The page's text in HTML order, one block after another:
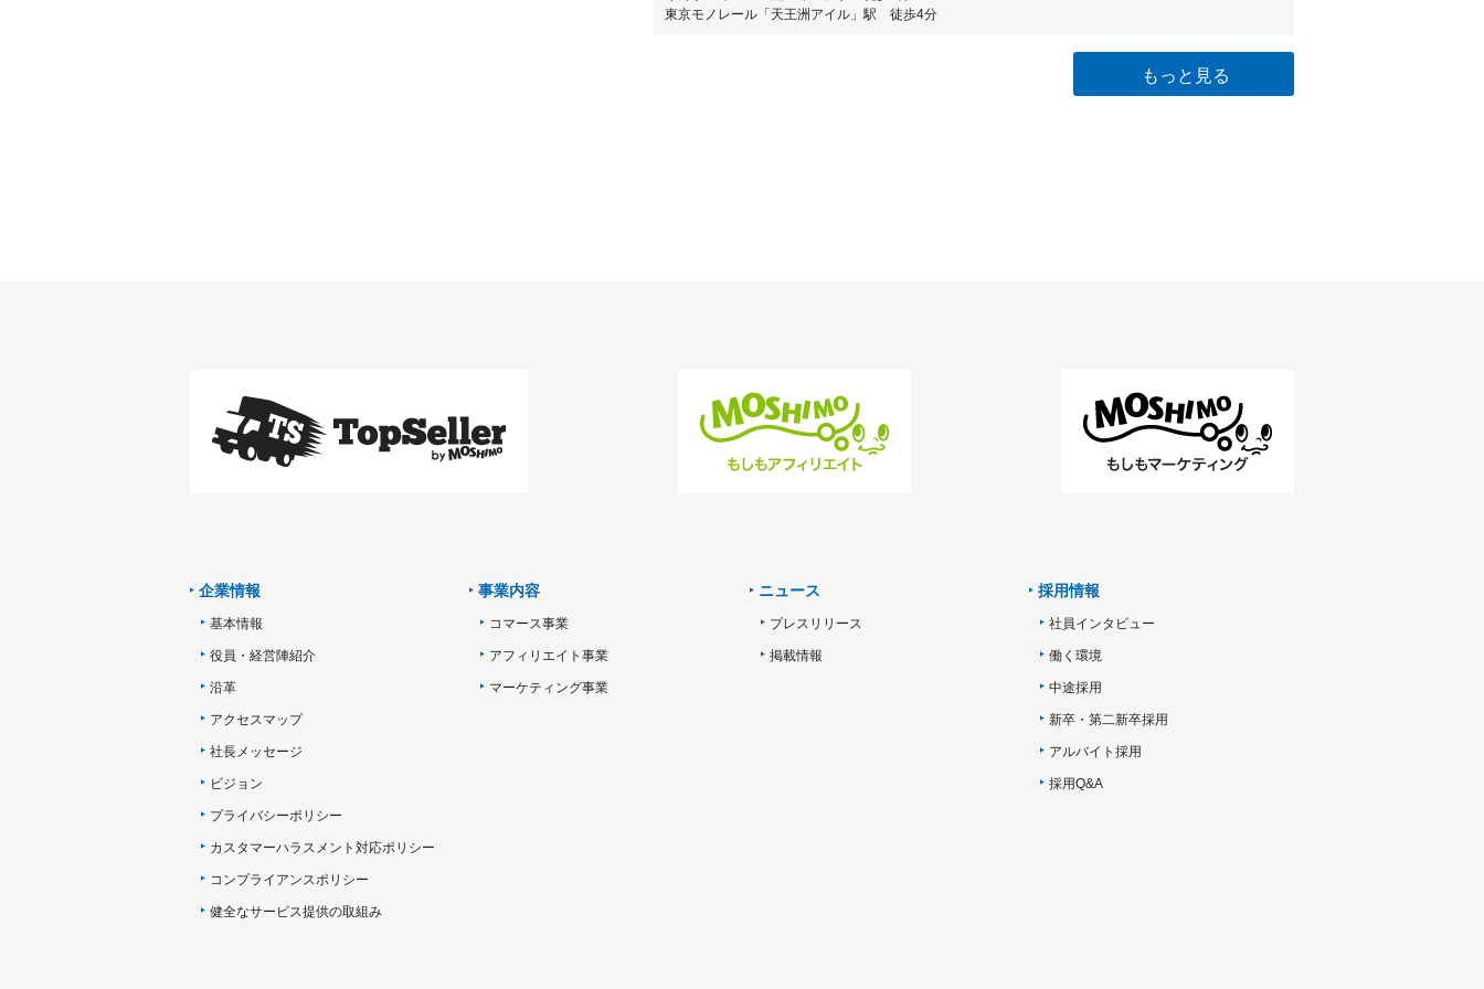
東京モノレール「天王洲アイル」駅 徒歩4分
もっと見る
企業情報
基本情報
役員・経営陣紹介
沿革
アクセスマップ
社長メッセージ
ビジョン
プライバシーポリシー
カスタマーハラスメント対応ポリシー
コンプライアンスポリシー
健全なサービス提供の取組み
事業内容
コマース事業
アフィリエイト事業
マーケティング事業
ニュース
プレスリリース
掲載情報
採用情報
社員インタビュー
働く環境
中途採用
新卒・第二新卒採用
アルバイト採用
採用Q&A